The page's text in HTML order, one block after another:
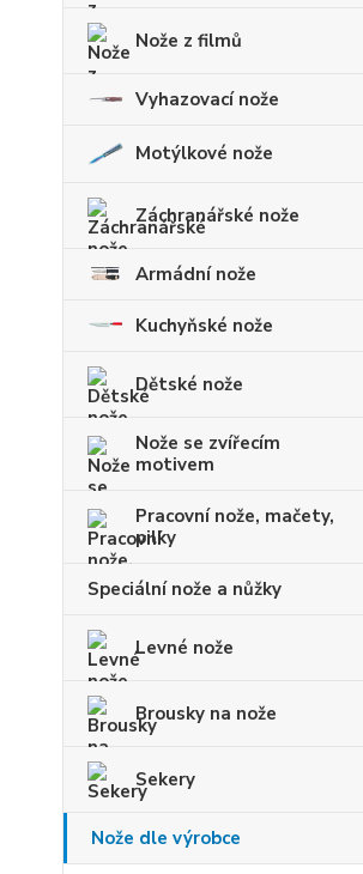
Nože z filmů
Vyhazovací nože
Motýlkové nože
Záchranářské nože
Armádní nože
Kuchyňské nože
Dětské nože
Nože se zvířecím
motivem
Pracovní nože, mačety,
pilky
Speciální nože a nůžky
Levné nože
Brousky na nože
Sekery
Nože dle výrobce